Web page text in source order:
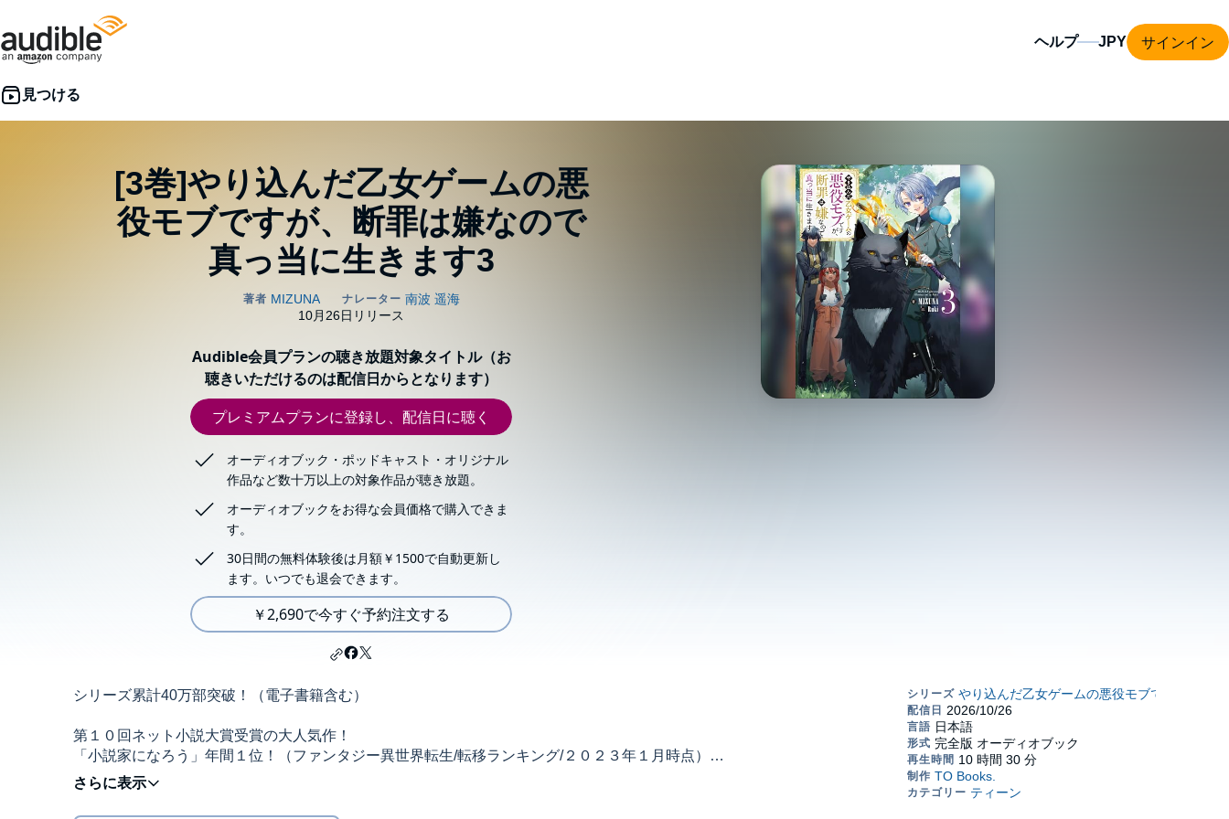
ヘルプ サインイン
[3巻]やり込んだ乙女ゲームの悪
役モブですが、断罪は嫌なので
真っ当に生きます3
Audible会員プランの聴き放題対象タイトル（お
聴きいただけるのは配信日からとなります）
プレミアムプランに登録し、配信日に聴く
オーディオブック・ポッドキャスト・オリジナル
作品など数十万以上の対象作品が聴き放題。
オーディオブックをお得な会員価格で購入できま
す。
30日間の無料体験後は月額￥1500で自動更新し
ます。いつでも退会できます。
￥2,690で今すぐ予約注文する
シリーズ累計40万部突破！（電子書籍含む）
第１０回ネット小説大賞受賞の大人気作！
「小説家になろう」年間１位！（ファンタジー異世界転生/転移ランキング/２０２３年１月時点）
&１億PV突破！
「もふもふを舐めてもらっては困ります」